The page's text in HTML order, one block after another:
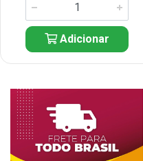
Adicionar